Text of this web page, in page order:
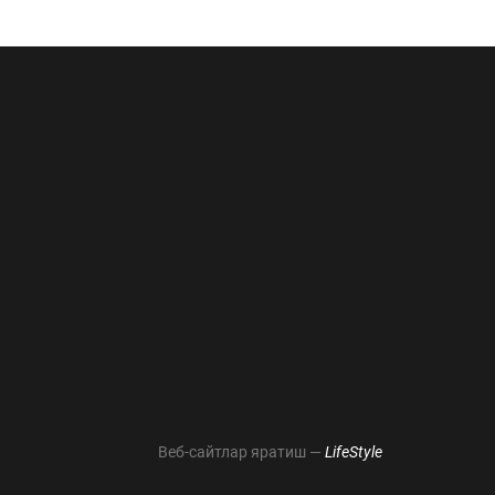
Веб-сайтлар яратиш — LifeStyle